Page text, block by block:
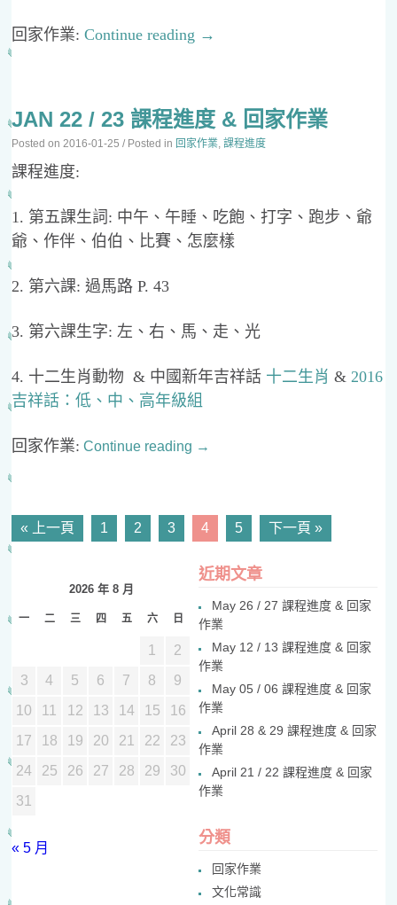
回家作業:Continue reading →
JAN 22 / 23 課程進度 & 回家作業
Posted on2016-01-25 / Posted in 回家作業,課程進度
課程進度:
1. 第五課生詞: 中午、午睡、吃飽、打字、跑步、爺
爺、作伴、伯伯、比賽、怎麼樣
2. 第六課: 過馬路 P. 43
3. 第六課生字: 左、右、馬、走、光
4. 十二生肖動物 & 中國新年吉祥話 十二生肖 &2016
吉祥話：低、中、高年級組
回家作業: Continue reading →
POSTS
« 上一頁 1 2 3 4 5 下一頁 »
2026 年 8 月
一 二 三 四 五 六 日
1
2
3
4 5 6 7 8
9
10
11 12 13 14 15
16
17
18 19 20 21 22
23
24
25 26 27 28 29
30
31
« 5 月
近期文章
May 26 / 27 課程進度 & 回家
作業
May 12 / 13 課程進度 & 回家
作業
May 05 / 06 課程進度 & 回家
作業
April 28 & 29 課程進度 & 回家
作業
April 21 / 22 課程進度 & 回家
作業
分類
回家作業
文化常識